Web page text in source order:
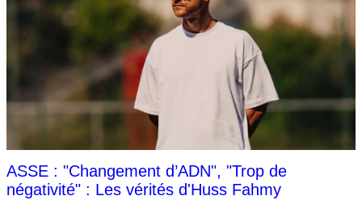
ASSE : "Changement d’ADN", "Trop de
négativité" : Les vérités d'Huss Fahmy